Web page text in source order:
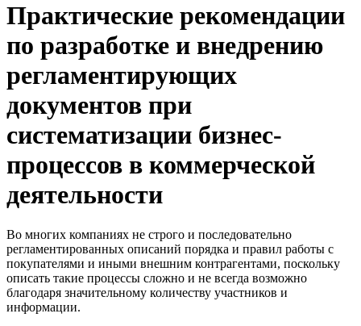
Практические рекомендации
по разработке и внедрению
регламентирующих
документов при
систематизации бизнес-
процессов в коммерческой
деятельности
Во многих компаниях не строго и последовательно
регламентированных описаний порядка и правил работы с
покупателями и иными внешним контрагентами, поскольку
описать такие процессы сложно и не всегда возможно
благодаря значительному количеству участников и
информации.